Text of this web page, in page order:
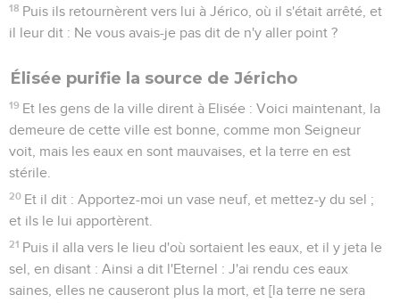
18 Puis ils retournèrent vers lui à Jérico, où il s'était arrêté, et
il leur dit : Ne vous avais-je pas dit de n'y aller point ?
Élisée purifie la source de Jéricho
19 Et les gens de la ville dirent à Elisée : Voici maintenant, la
demeure de cette ville est bonne, comme mon Seigneur
voit, mais les eaux en sont mauvaises, et la terre en est
stérile.
20 Et il dit : Apportez-moi un vase neuf, et mettez-y du sel ;
et ils le lui apportèrent.
21 Puis il alla vers le lieu d'où sortaient les eaux, et il y jeta le
sel, en disant : Ainsi a dit l'Eternel : J'ai rendu ces eaux
saines, elles ne causeront plus la mort, et [la terre ne sera